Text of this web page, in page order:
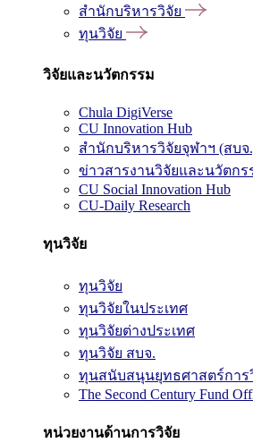
สำนักบริหารวิจัย
ทุนวิจัย
วิจัยและนวัตกรรม
Chula DigiVerse
CU Innovation Hub
สำนักบริหารวิจัยจุฬาฯ (สบจ
ข่าวสารงานวิจัยและนวัตกร
CU Social Innovation Hub
CU-Daily Research
ทุนวิจัย
ทุนวิจัย
ทุนวิจัยในประเทศ
ทุนวิจัยต่างประเทศ
ทุนวิจัย สบจ.
ทุนสนับสนุนยุทธศาสตร์การ
The Second Century Fund
หน่วยงานด้านการวิจัย